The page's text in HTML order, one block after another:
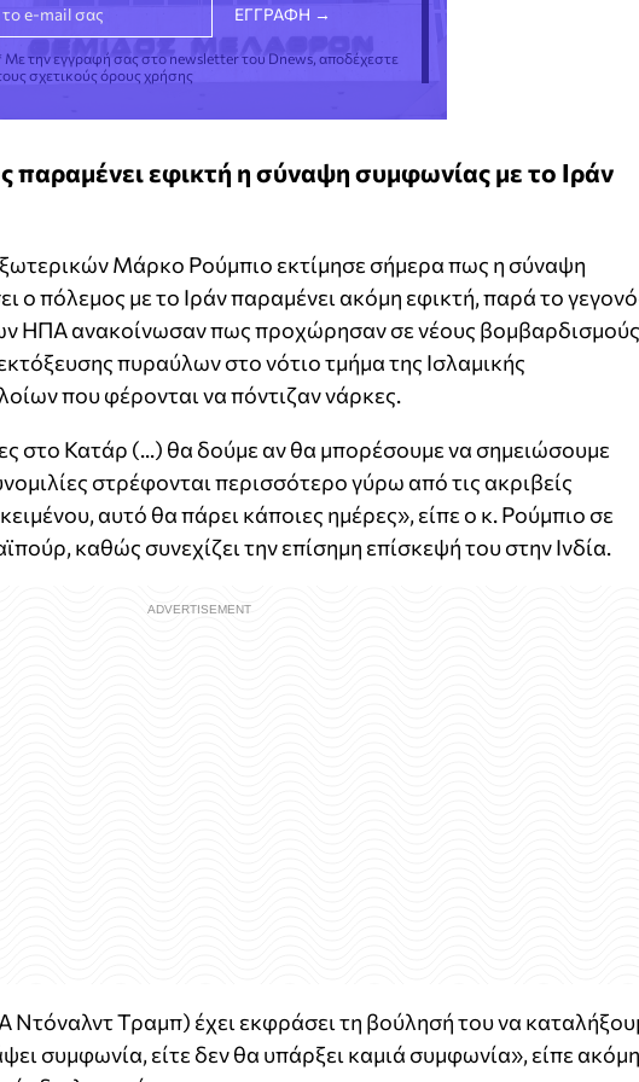
Με την εγγραφή σας στο newsletter του Dnews, αποδέχεστε
σχετικούς όρους χρήσης
εφικτή η σύναψη συμφωνίας με το Ιράν
Μάρκο Ρούμπιο εκτίμησε σήμερα πως η σύναψη
ο πόλεμος με το Ιράν παραμένει ακόμη εφικτή, παρά το
ΗΠΑ ανακοίνωσαν πως προχώρησαν σε νέους βομβαρδισμούς
πυραύλων στο νότιο τμήμα της Ισλαμικής
που φέρονται να πόντιζαν νάρκες.
στο Κατάρ (...) θα δούμε αν θα μπορέσουμε να σημειώσουμε
στρέφονται περισσότερο γύρω από τις ακριβείς
αυτό θα πάρει κάποιες ημέρες», είπε ο κ. Ρούμπιο σε
καθώς συνεχίζει την επίσημη επίσκεψή του στην Ινδία.
Τραμπ) έχει εκφράσει τη βούλησή του να
συμφωνία, είτε δεν θα υπάρξει καμιά συμφωνία», είπε